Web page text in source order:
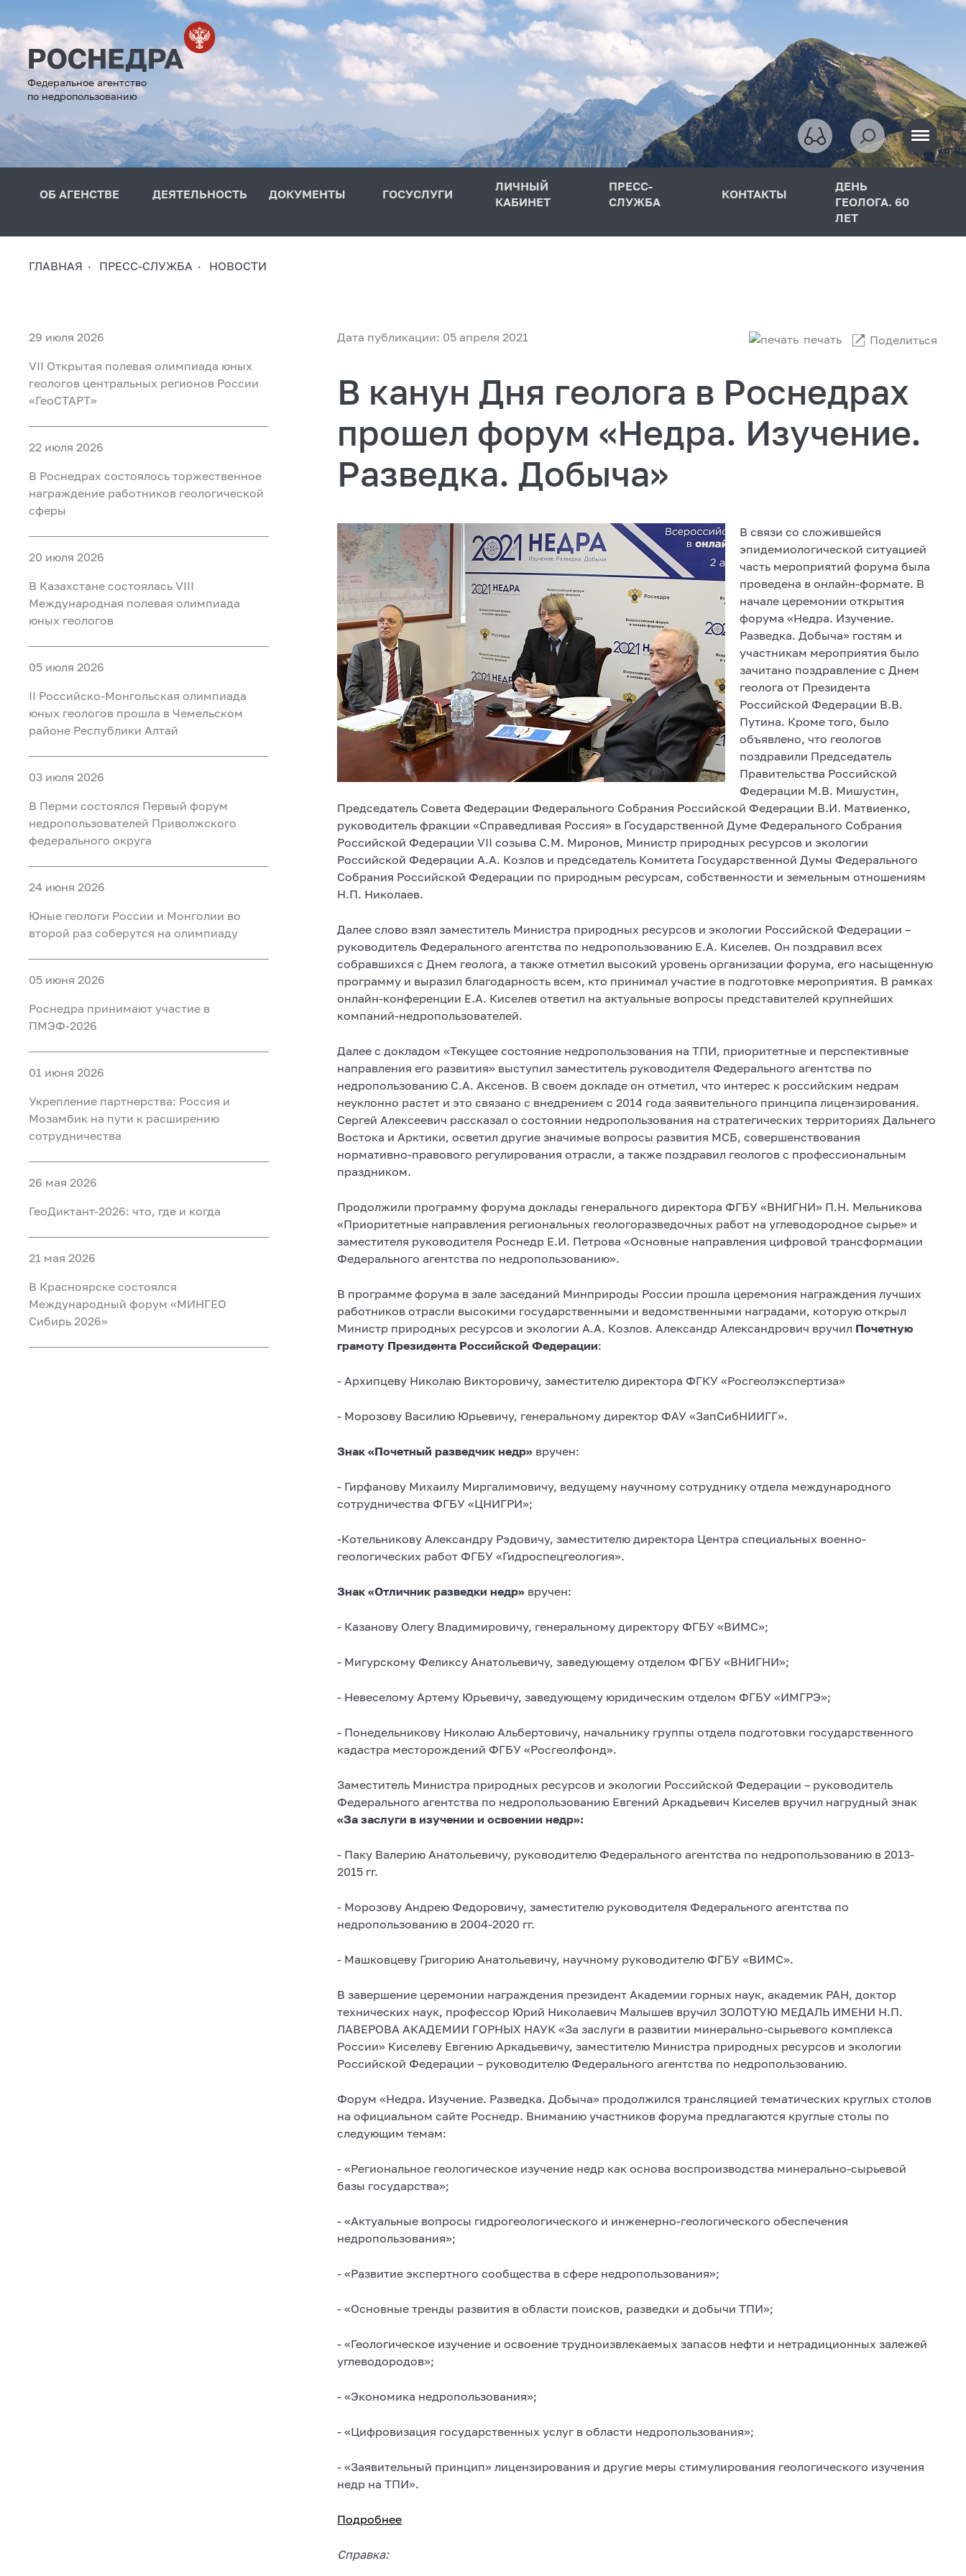
Федеральное агентство
по недропользованию
ОБ АГЕНСТВЕ ДЕЯТЕЛЬНОСТЬ ДОКУМЕНТЫ ГОСУСЛУГИ
ЛИЧНЫЙ
КАБИНЕТ
ПРЕСС-
СЛУЖБА
КОНТАКТЫ
ДЕНЬ
ГЕОЛОГА. 60
ЛЕТ
ГЛАВНАЯ ПРЕСС-СЛУЖБА НОВОСТИ
29 июля 2026
VII Открытая полевая олимпиада юных
геологов центральных регионов России
«ГеоСТАРТ»
22 июля 2026
В Роснедрах состоялось торжественное
награждение работников геологической
сферы
20 июля 2026
В Казахстане состоялась VIII
Международная полевая олимпиада
юных геологов
05 июля 2026
II Российско‑Монгольская олимпиада
юных геологов прошла в Чемельском
районе Республики Алтай
03 июля 2026
В Перми состоялся Первый форум
недропользователей Приволжского
федерального округа
24 июня 2026
Юные геологи России и Монголии во
второй раз соберутся на олимпиаду
05 июня 2026
Роснедра принимают участие в
ПМЭФ-2026
01 июня 2026
Укрепление партнерства: Россия и
Мозамбик на пути к расширению
сотрудничества
26 мая 2026
ГеоДиктант-2026: что, где и когда
21 мая 2026
В Красноярске состоялся
Международный форум «МИНГЕО
Сибирь 2026»
Дата публикации: 05 апреля 2021 печать Поделиться
В канун Дня геолога в Роснедрах
прошел форум «Недра. Изучение.
Разведка. Добыча»
В связи со сложившейся
эпидемиологической ситуацией
часть мероприятий форума была
проведена в онлайн-формате. В
начале церемонии открытия
форума «Недра. Изучение.
Разведка. Добыча» гостям и
участникам мероприятия было
зачитано поздравление с Днем
геолога от Президента
Российской Федерации В.В.
Путина. Кроме того, было
объявлено, что геологов
поздравили Председатель
Правительства Российской
Федерации М.В. Мишустин,
Председатель Совета Федерации Федерального Собрания Российской Федерации В.И. Матвиенко,
руководитель фракции «Справедливая Россия» в Государственной Думе Федерального Собрания
Российской Федерации VII созыва С.М. Миронов, Министр природных ресурсов и экологии
Российской Федерации А.А. Козлов и председатель Комитета Государственной Думы Федерального
Собрания Российской Федерации по природным ресурсам, собственности и земельным отношениям
Н.П. Николаев.
Далее слово взял заместитель Министра природных ресурсов и экологии Российской Федерации –
руководитель Федерального агентства по недропользованию Е.А. Киселев. Он поздравил всех
собравшихся с Днем геолога, а также отметил высокий уровень организации форума, его насыщенную
программу и выразил благодарность всем, кто принимал участие в подготовке мероприятия. В рамках
онлайн-конференции Е.А. Киселев ответил на актуальные вопросы представителей крупнейших
компаний-недропользователей.
Далее с докладом «Текущее состояние недропользования на ТПИ, приоритетные и перспективные
направления его развития» выступил заместитель руководителя Федерального агентства по
недропользованию С.А. Аксенов. В своем докладе он отметил, что интерес к российским недрам
неуклонно растет и это связано с внедрением с 2014 года заявительного принципа лицензирования.
Сергей Алексеевич рассказал о состоянии недропользования на стратегических территориях Дальнего
Востока и Арктики, осветил другие значимые вопросы развития МСБ, совершенствования
нормативно-правового регулирования отрасли, а также поздравил геологов с профессиональным
праздником.
Продолжили программу форума доклады генерального директора ФГБУ «ВНИГНИ» П.Н. Мельникова
«Приоритетные направления региональных геологоразведочных работ на углеводородное сырье» и
заместителя руководителя Роснедр Е.И. Петрова «Основные направления цифровой трансформации
Федерального агентства по недропользованию».
В программе форума в зале заседаний Минприроды России прошла церемония награждения лучших
работников отрасли высокими государственными и ведомственными наградами, которую открыл
Министр природных ресурсов и экологии А.А. Козлов. Александр Александрович вручил Почетную
грамоту Президента Российской Федерации:
- Архипцеву Николаю Викторовичу, заместителю директора ФГКУ «Росгеолэкспертиза»
- Морозову Василию Юрьевичу, генеральному директор ФАУ «ЗапСибНИИГГ».
Знак «Почетный разведчик недр» вручен:
- Гирфанову Михаилу Миргалимовичу, ведущему научному сотруднику отдела международного
сотрудничества ФГБУ «ЦНИГРИ»;
-Котельникову Александру Рэдовичу, заместителю директора Центра специальных военно-
геологических работ ФГБУ «Гидроспецгеология».
Знак «Отличник разведки недр» вручен:
- Казанову Олегу Владимировичу, генеральному директору ФГБУ «ВИМС»;
- Мигурскому Феликсу Анатольевичу, заведующему отделом ФГБУ «ВНИГНИ»;
- Невеселому Артему Юрьевичу, заведующему юридическим отделом ФГБУ «ИМГРЭ»;
- Понедельникову Николаю Альбертовичу, начальнику группы отдела подготовки государственного
кадастра месторождений ФГБУ «Росгеолфонд».
Заместитель Министра природных ресурсов и экологии Российской Федерации – руководитель
Федерального агентства по недропользованию Евгений Аркадьевич Киселев вручил нагрудный знак
«За заслуги в изучении и освоении недр»:
- Паку Валерию Анатольевичу, руководителю Федерального агентства по недропользованию в 2013-
2015 гг.
- Морозову Андрею Федоровичу, заместителю руководителя Федерального агентства по
недропользованию в 2004-2020 гг.
- Машковцеву Григорию Анатольевичу, научному руководителю ФГБУ «ВИМС».
В завершение церемонии награждения президент Академии горных наук, академик РАН, доктор
технических наук, профессор Юрий Николаевич Малышев вручил ЗОЛОТУЮ МЕДАЛЬ ИМЕНИ Н.П.
ЛАВЕРОВА АКАДЕМИИ ГОРНЫХ НАУК «За заслуги в развитии минерально-сырьевого комплекса
России» Киселеву Евгению Аркадьевичу, заместителю Министра природных ресурсов и экологии
Российской Федерации – руководителю Федерального агентства по недропользованию.
Форум «Недра. Изучение. Разведка. Добыча» продолжился трансляцией тематических круглых столов
на официальном сайте Роснедр. Вниманию участников форума предлагаются круглые столы по
следующим темам:
- «Региональное геологическое изучение недр как основа воспроизводства минерально-сырьевой
базы государства»;
- «Актуальные вопросы гидрогеологического и инженерно-геологического обеспечения
недропользования»;
- «Развитие экспертного сообщества в сфере недропользования»;
- «Основные тренды развития в области поисков, разведки и добычи ТПИ»;
- «Геологическое изучение и освоение трудноизвлекаемых запасов нефти и нетрадиционных залежей
углеводородов»;
- «Экономика недропользования»;
- «Цифровизация государственных услуг в области недропользования»;
- «Заявительный принцип» лицензирования и другие меры стимулирования геологического изучения
недр на ТПИ».
Подробнее
Справка: